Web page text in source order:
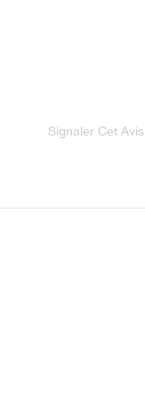
Signaler Cet Avis